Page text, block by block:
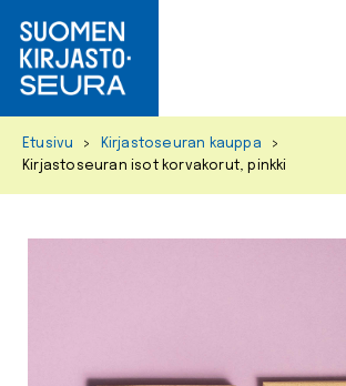
Etusivu > Kirjastoseuran kauppa
>
Kirjastoseuran isot korvakorut, pinkki